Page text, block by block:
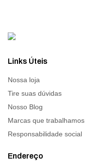
Links Úteis
Nossa loja
Tire suas dúvidas
Nosso Blog
Marcas que trabalhamos
Responsabilidade social
Endereço